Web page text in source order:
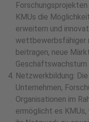
KMUs die
erweitern und
wettbewerbsfähiger
beitragen, neue
Geschäftswachstum
Netzwerkbildung:
Unternehmen,
Organisationen im
ermöglicht es